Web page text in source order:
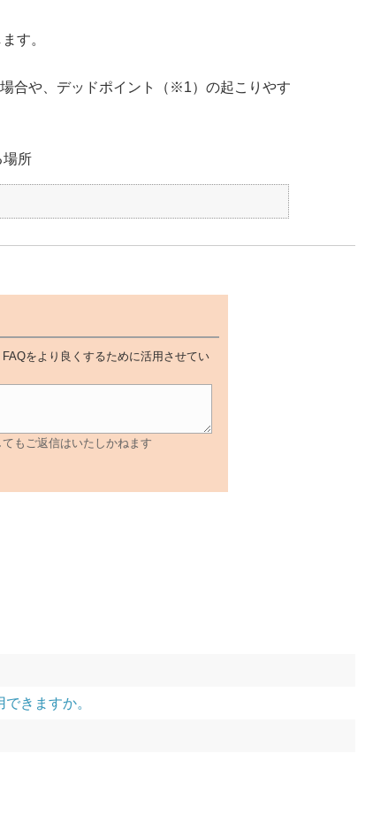
す。
合や、デッドポイント（※1）の起こりやす
場所
をより良くするために活用させてい
もご返信はいたしかねます
きますか。